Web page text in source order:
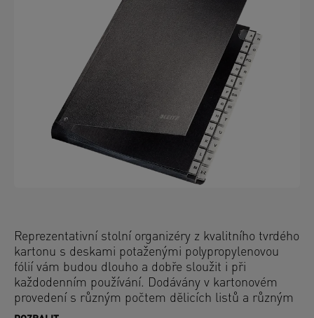
Reprezentativní stolní organizéry z kvalitního tvrdého
kartonu s deskami potaženými polypropylenovou
fólií vám budou dlouho a dobře sloužit i při
každodenním používání. Dodávány v kartonovém
provedení s různým počtem dělicích listů a různým
rozlišením.